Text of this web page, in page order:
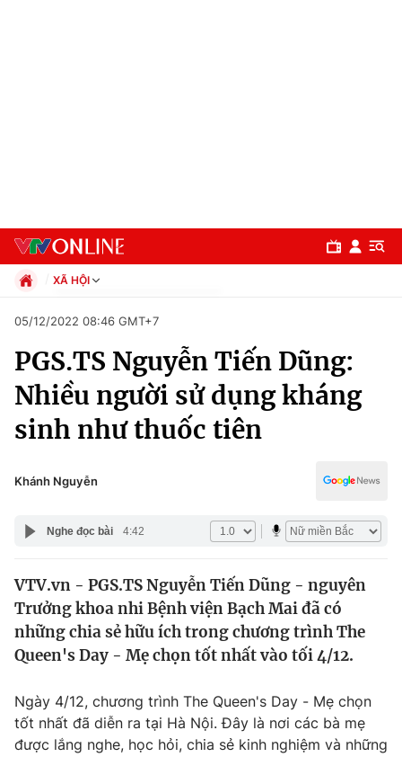
Chuyên mục
Chính trị
Thế giới
Tin tức
Câu chuyện quốc tế
Kinh tế
Tài chính
Thị trường
Dữ liệu và đời sống
XÃ HỘI
Xã hội
Pháp luật
Kinh tế
Thể thao
Truyền hình
Đời sống
Giáo dục
05/12/2022 08:46 GMT+7
PGS.TS Nguyễn Tiến Dũng:
Nhiều người sử dụng kháng
sinh như thuốc tiên
Khánh Nguyễn
Nghe đọc bài 4:42
VTV.vn - PGS.TS Nguyễn Tiến Dũng - nguyên
Trưởng khoa nhi Bệnh viện Bạch Mai đã có
những chia sẻ hữu ích trong chương trình The
Queen's Day - Mẹ chọn tốt nhất vào tối 4/12.
Ngày 4/12, chương trình The Queen's Day - Mẹ chọn
tốt nhất đã diễn ra tại Hà Nội. Đây là nơi các bà mẹ
được lắng nghe, học hỏi, chia sẻ kinh nghiệm và những